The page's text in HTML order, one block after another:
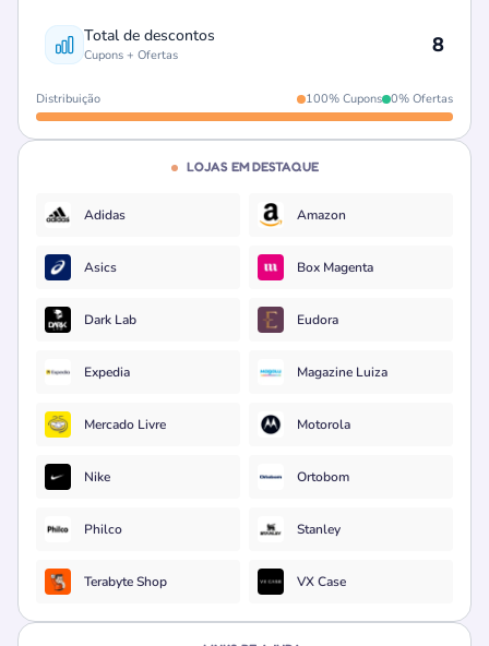
Total de descontos
Cupons + Ofertas 8
Distribuição 100% Cupons 0% Ofertas
LOJAS EM DESTAQUE
Adidas Amazon
Asics Box Magenta
Dark Lab Eudora
Expedia Magazine Luiza
Mercado Livre Motorola
Nike Ortobom
Philco Stanley
Terabyte Shop VX Case